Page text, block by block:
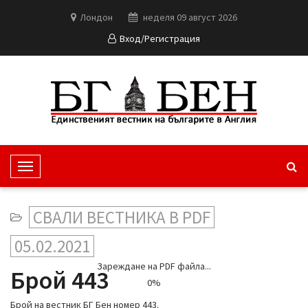
Лондон
неделя 09 август 2026
Вход/Регистрация
T
o
l
e
v
СВАЛИ ВЕСТНИКА В PDF
05.02.2021
Брой 443
Брой на вестник БГ Бен номер 443.
Зареждане на PDF файла...
0%